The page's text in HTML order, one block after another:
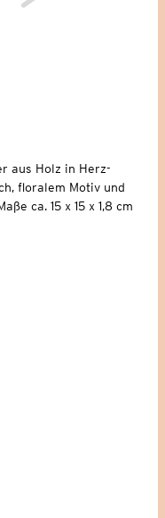
aus Holz in Herz-
floralem Motiv und
ca. 15 x 15 x 1,8 cm